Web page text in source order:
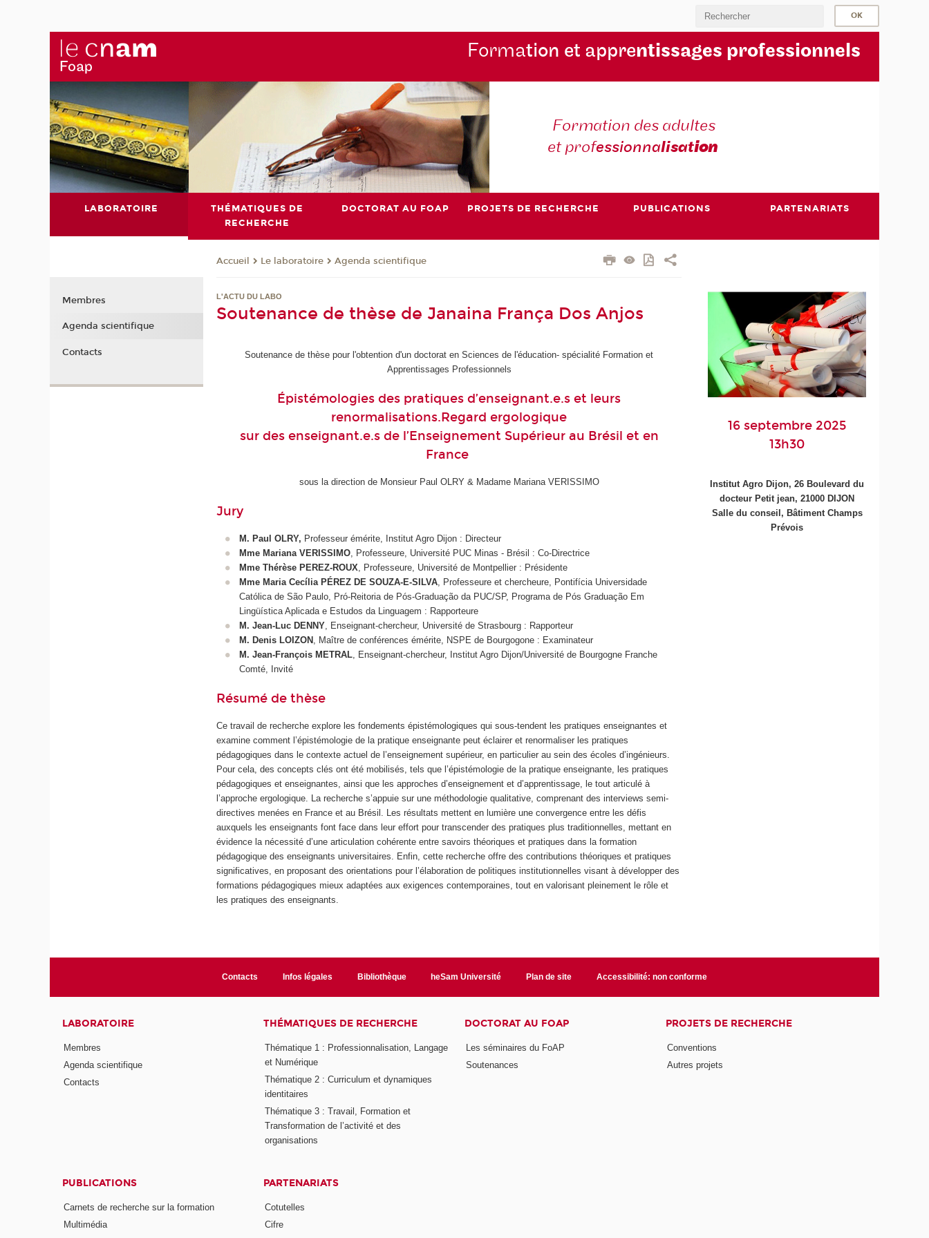
Formation et apprentissages professionnels
Formation des adultes
et professionnalisation
LABORATOIRE
THÉMATIQUES DE
RECHERCHE
DOCTORAT AU FOAP PROJETS DE RECHERCHE PUBLICATIONS PARTENARIATS
Accueil Le laboratoire Agenda scientifique
L'ACTU DU LABO
Soutenance de thèse de Janaina França Dos Anjos
Soutenance de thèse pour l'obtention d'un doctorat en Sciences de l'éducation- spécialité Formation et
Apprentissages Professionnels
Épistémologies des pratiques d’enseignant.e.s et leurs
renormalisations.Regard ergologique
sur des enseignant.e.s de l’Enseignement Supérieur au Brésil et en
France
sous la direction de Monsieur Paul OLRY & Madame Mariana VERISSIMO
Jury
M. Paul OLRY, Professeur émérite, Institut Agro Dijon : Directeur
Mme Mariana VERISSIMO, Professeure, Université PUC Minas - Brésil : Co-Directrice
Mme Thérèse PEREZ-ROUX , Professeure, Université de Montpellier : Présidente
Mme Maria Cecília PÉREZ DE SOUZA-E-SILVA, Professeure et chercheure, Pontifícia Universidade
Católica de São Paulo, Pró-Reitoria de Pós-Graduação da PUC/SP, Programa de Pós Graduação Em
Lingüística Aplicada e Estudos da Linguagem : Rapporteure
M. Jean-Luc DENNY, Enseignant-chercheur, Université de Strasbourg : Rapporteur
M. Denis LOIZON, Maître de conférences émérite, NSPE de Bourgogone : Examinateur
M. Jean-François METRAL, Enseignant-chercheur, Institut Agro Dijon/Université de Bourgogne Franche
Comté, Invité
Résumé de thèse
Ce travail de recherche explore les fondements épistémologiques qui sous-tendent les pratiques enseignantes et
examine comment l’épistémologie de la pratique enseignante peut éclairer et renormaliser les pratiques
pédagogiques dans le contexte actuel de l’enseignement supérieur, en particulier au sein des écoles d’ingénieurs.
Pour cela, des concepts clés ont été mobilisés, tels que l’épistémologie de la pratique enseignante, les pratiques
pédagogiques et enseignantes, ainsi que les approches d’enseignement et d’apprentissage, le tout articulé à
l’approche ergologique. La recherche s’appuie sur une méthodologie qualitative, comprenant des interviews semi-
directives menées en France et au Brésil. Les résultats mettent en lumière une convergence entre les défis
auxquels les enseignants font face dans leur effort pour transcender des pratiques plus traditionnelles, mettant en
évidence la nécessité d’une articulation cohérente entre savoirs théoriques et pratiques dans la formation
pédagogique des enseignants universitaires. Enfin, cette recherche offre des contributions théoriques et pratiques
significatives, en proposant des orientations pour l’élaboration de politiques institutionnelles visant à développer des
formations pédagogiques mieux adaptées aux exigences contemporaines, tout en valorisant pleinement le rôle et
les pratiques des enseignants.
16 septembre 2025
13h30
Institut Agro Dijon, 26 Boulevard du
docteur Petit jean, 21000 DIJON
Salle du conseil, Bâtiment Champs
Prévois
Membres
Agenda scientifique
Contacts
Contacts Infos légales Bibliothèque heSam Université Plan de site Accessibilité: non conforme
LABORATOIRE
Membres
Agenda scientifique
Contacts
THÉMATIQUES DE RECHERCHE
Thématique 1 : Professionnalisation, Langage
et Numérique
Thématique 2 : Curriculum et dynamiques
identitaires
Thématique 3 : Travail, Formation et
Transformation de l’activité et des
organisations
DOCTORAT AU FOAP
Les séminaires du FoAP
Soutenances
PROJETS DE RECHERCHE
Conventions
Autres projets
PUBLICATIONS
Carnets de recherche sur la formation
Multimédia
PARTENARIATS
Cotutelles
Cifre